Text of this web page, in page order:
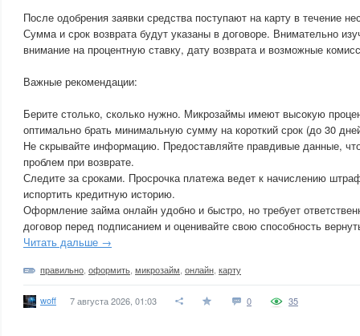
После одобрения заявки средства поступают на карту в течение
Сумма и срок возврата будут указаны в договоре. Внимательно
внимание на процентную ставку, дату возврата и возможные
Важные рекомендации:
Берите столько, сколько нужно. Микрозаймы имеют высокую
оптимально брать минимальную сумму на короткий срок (до 30
Не скрывайте информацию. Предоставляйте правдивые данные,
проблем при возврате.
Следите за сроками. Просрочка платежа ведет к начислению
испортить кредитную историю.
Оформление займа онлайн удобно и быстро, но требует
договор перед подписанием и оценивайте свою способность
Читать дальше →
правильно оформить микрозайм онлайн карту
woff 7 августа 2026, 01:03 0 35